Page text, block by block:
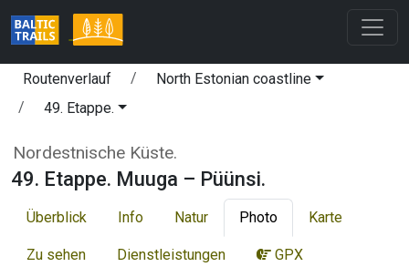
Routenverlauf
North Estonian coastline
49. Etappe.
Nordestnische Küste.
49. Etappe. Muuga – Püünsi.
Überblick Info Natur Photo Karte
Zu sehen Dienstleistungen GPX